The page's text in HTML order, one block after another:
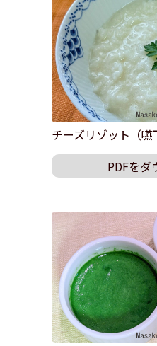
チーズリゾット（嚥
PDFをダ